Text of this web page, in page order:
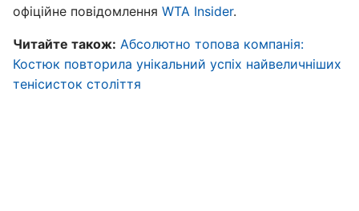
офіційне повідомлення WTA Insider.
Читайте також: Абсолютно топова компанія:
Костюк повторила унікальний успіх найвеличніших
тенісисток століття